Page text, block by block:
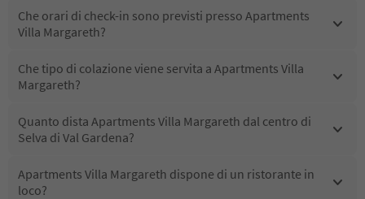
Che orari di check-in sono previsti presso Apartments
Villa Margareth?
Che tipo di colazione viene servita a Apartments Villa
Margareth?
Quanto dista Apartments Villa Margareth dal centro di
Selva di Val Gardena?
Apartments Villa Margareth dispone di un ristorante in
loco?